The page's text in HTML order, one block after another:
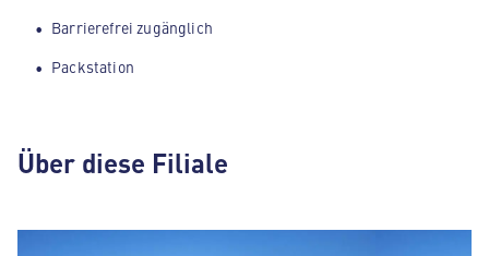
Barrierefrei zugänglich
Packstation
Über diese Filiale